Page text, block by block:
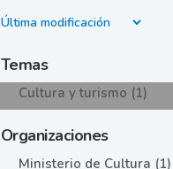
Temas
Cultura y turismo (1)
Organizaciones
Ministerio de Cultura (1)